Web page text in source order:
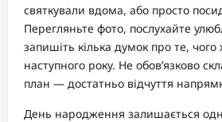
святкували вдома, або просто
Перегляньте фото, послухайте
запишіть кілька думок про те, чого
наступного року. Не обов’язково
план — достатньо відчуття
День народження залишається